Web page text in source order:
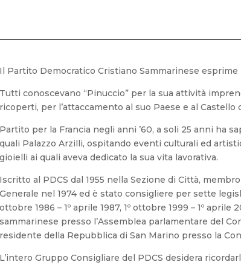
Il Partito Democratico Cristiano Sammarinese
Tutti conoscevano “Pinuccio” per la sua attività
ricoperti, per l’attaccamento al suo Paese e al Castello
Partito per la Francia negli anni ’60, a soli 25 anni ha
quali Palazzo Arzilli, ospitando eventi culturali ed
gioielli ai quali aveva dedicato la sua vita lavorativa.
Iscritto al PDCS dal 1955 nella Sezione di Città,
Generale nel 1974 ed è stato consigliere per sette
ottobre 1986 – 1º aprile 1987, 1º ottobre 1999 – 1º
sammarinese presso l’Assemblea parlamentare del
residente della Repubblica di San Marino presso la
L’intero Gruppo Consigliare del PDCS desidera